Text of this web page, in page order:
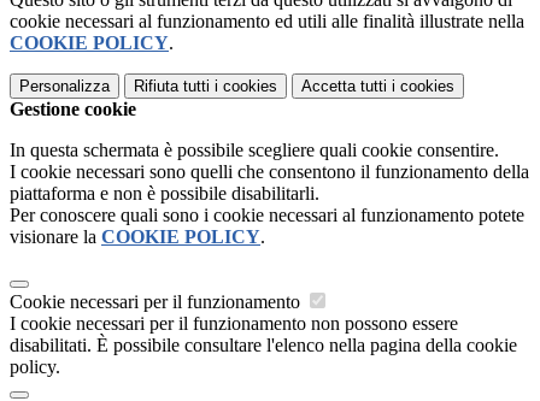
cookie necessari al funzionamento ed utili alle finalità illustrate nella
COOKIE POLICY.
Personalizza Rifiuta tutti i cookies Accetta tutti i cookies
Gestione cookie
In questa schermata è possibile scegliere quali cookie consentire.
I cookie necessari sono quelli che consentono il funzionamento della
piattaforma e non è possibile disabilitarli.
Per conoscere quali sono i cookie necessari al funzionamento potete
visionare la COOKIE POLICY.
Cookie necessari per il funzionamento
I cookie necessari per il funzionamento non possono essere
disabilitati. È possibile consultare l'elenco nella pagina della cookie
policy.